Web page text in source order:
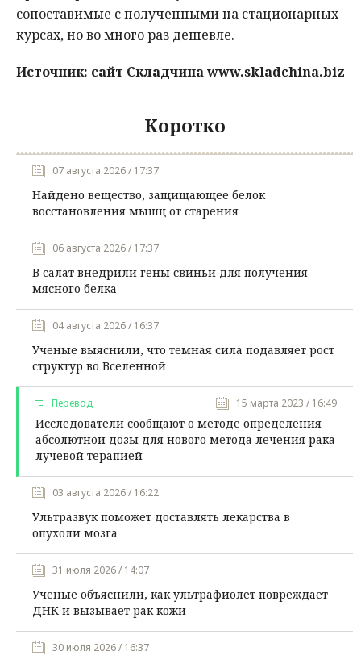
сопоставимые с полученными на стационарных
курсах, но во много раз дешевле.
Источник: сайт Складчина www.skladchina.biz
Коротко
07 августа 2026 / 17:37
Найдено вещество, защищающее белок
восстановления мышц от старения
06 августа 2026 / 17:37
В салат внедрили гены свиньи для получения
мясного белка
04 августа 2026 / 16:37
Ученые выяснили, что темная сила подавляет рост
структур во Вселенной
Перевод 15 марта 2023 / 16:49
Исследователи сообщают о методе определения
абсолютной дозы для нового метода лечения рака
лучевой терапией
03 августа 2026 / 16:22
Ультразвук поможет доставлять лекарства в
опухоли мозга
31 июля 2026 / 14:07
Ученые объяснили, как ультрафиолет повреждает
ДНК и вызывает рак кожи
30 июля 2026 / 16:37